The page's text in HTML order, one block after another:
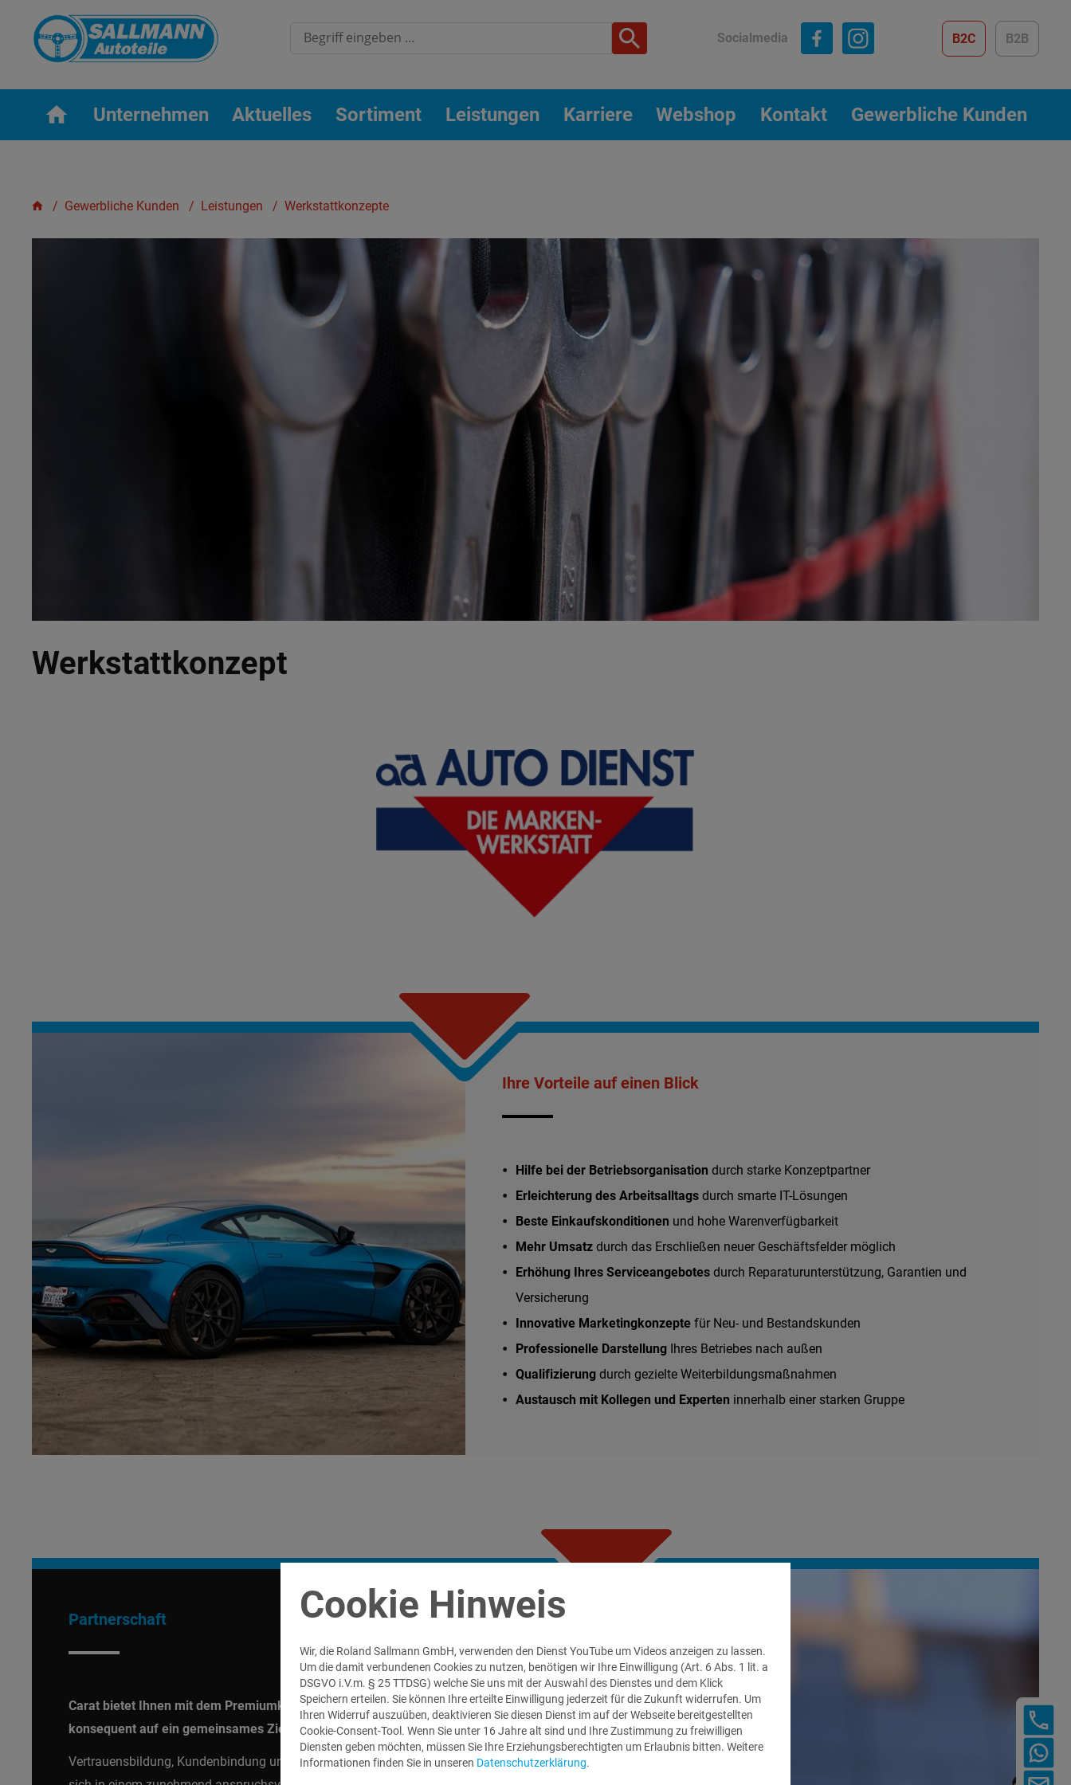
Socialmedia B2C B2B
Unternehmen Aktuelles Sortiment Leistungen Karriere Webshop Kontakt Gewerbliche Kunden
Gewerbliche Kunden Leistungen Werkstattkonzepte
Werkstattkonzept
Ihre Vorteile auf einen Blick
Hilfe bei der Betriebsorganisation durch starke Konzeptpartner
Erleichterung des Arbeitsalltags durch smarte IT-Lösungen
Beste Einkaufskonditionen und hohe Warenverfügbarkeit
Mehr Umsatz durch das Erschließen neuer Geschäftsfelder möglich
Erhöhung Ihres Serviceangebotes durch Reparaturunterstützung, Garantien und
Versicherung
Innovative Marketingkonzepte für Neu- und Bestandskunden
Professionelle Darstellung Ihres Betriebes nach außen
Qualifizierung durch gezielte Weiterbildungsmaßnahmen
Austausch mit Kollegen und Experten innerhalb einer starken Gruppe
Partnerschaft
Carat bietet Ihnen mit dem Premiumkozept ad AUTO DIENST eine Partnerschaft, die
konsequent auf ein gemeinsames Ziel ausgerichtet ist: ERFOLG
Vertrauensbildung, Kundenbindung und technisches Know-how sind wichtige Faktoren, um
Cookie Hinweis
Wir, die Roland Sallmann GmbH, verwenden den Dienst YouTube um Videos anzeigen zu lassen.
Um die damit verbundenen Cookies zu nutzen, benötigen wir Ihre Einwilligung (Art. 6 Abs. 1 lit. a
DSGVO i.V.m. § 25 TTDSG) welche Sie uns mit der Auswahl des Dienstes und dem Klick
Speichern erteilen. Sie können Ihre erteilte Einwilligung jederzeit für die Zukunft widerrufen. Um
Ihren Widerruf auszuüben, deaktivieren Sie diesen Dienst im auf der Webseite bereitgestellten
Cookie-Consent-Tool. Wenn Sie unter 16 Jahre alt sind und Ihre Zustimmung zu freiwilligen
Diensten geben möchten, müssen Sie Ihre Erziehungsberechtigten um Erlaubnis bitten. Weitere
Informationen finden Sie in unseren Datenschutzerklärung.